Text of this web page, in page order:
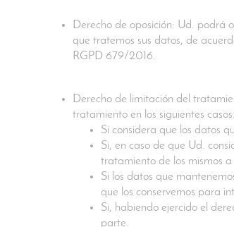
Derecho de oposición: Ud. podrá
que tratemos sus datos, de
RGPD 679/2016.
Derecho de limitación del
tratamiento en los siguientes casos:
Si considera que los datos
Si, en caso de que Ud.
tratamiento de los mismos a
Si los datos que
que los conservemos para
Si, habiendo ejercido el
parte.